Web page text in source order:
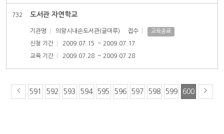
732 도서관 자연학교
기관명 의왕시내손도서관(글마루) 접수 교육종료
신청 기간 2009.07.15 ~ 2009.07.17
교육 기간 2009.07.28 ~ 2009.07.28
591 592 593 594 595 596 597 598 599 600